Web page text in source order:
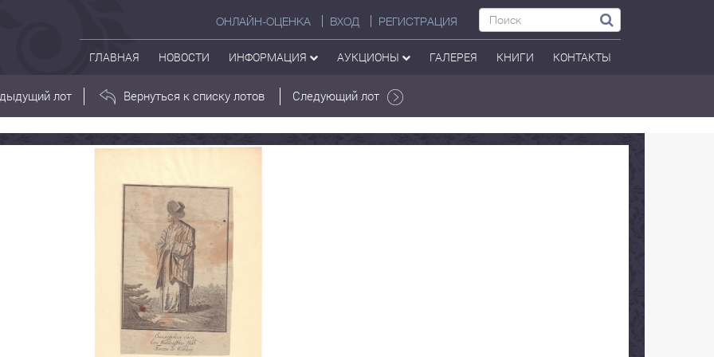
ОНЛАЙН-ОЦЕНКА ВХОД РЕГИСТРАЦИЯ
ГЛАВНАЯ НОВОСТИ ИНФОРМАЦИЯ АУКЦИОНЫ ГАЛЕРЕЯ КНИГИ КОНТАКТЫ
лот Вернуться к списку лотов Следующий лот